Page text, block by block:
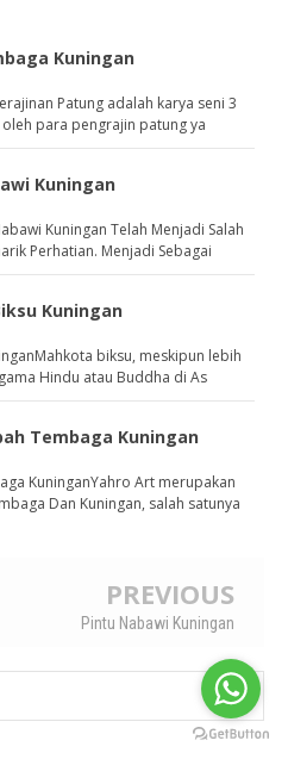
Kuningan
Patung adalah karya seni 3
para pengrajin patung ya
Kuningan
Kuningan Telah Menjadi Salah
Perhatian. Menjadi Sebagai
Kuningan
biksu, meskipun lebih
Hindu atau Buddha di As
Tembaga Kuningan
KuninganYahro Art merupakan
Dan Kuningan, salah satunya
PREVIOUS
Pintu Nabawi Kuningan